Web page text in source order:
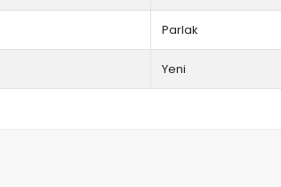
Parlak
Yeni